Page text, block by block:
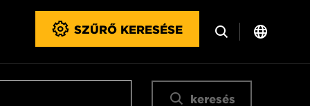
SZŰRŐ KERESÉSE
keresés